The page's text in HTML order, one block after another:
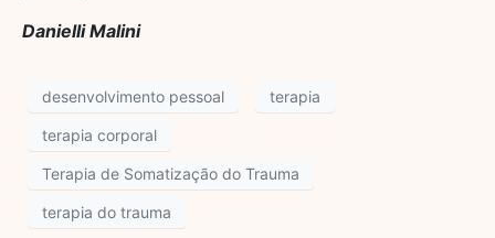
Danielli Malini
desenvolvimento pessoal terapia
terapia corporal
Terapia de Somatização do Trauma
terapia do trauma